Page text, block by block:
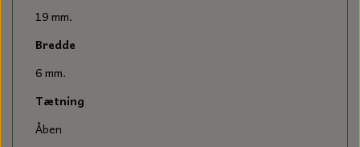
19 mm.
Bredde
6 mm.
Tætning
Åben